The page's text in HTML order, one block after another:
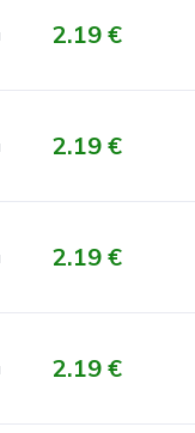
2.19 €
2.19 €
2.19 €
2.19 €